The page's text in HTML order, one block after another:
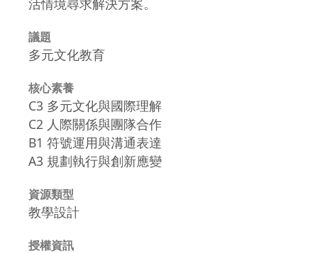
活情境尋求解決方案。
議題
多元文化教育
核心素養
C3 多元文化與國際理解
C2 人際關係與團隊合作
B1 符號運用與溝通表達
A3 規劃執行與創新應變
資源類型
教學設計
授權資訊